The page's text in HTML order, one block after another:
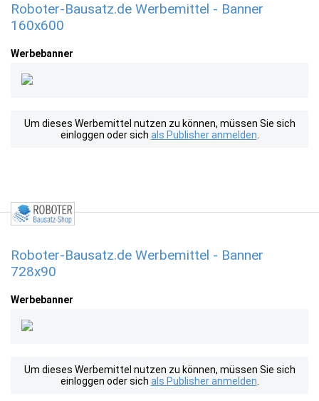
Roboter-Bausatz.de Werbemittel - Banner
160x600
Werbebanner
Um dieses Werbemittel nutzen zu können, müssen Sie sich
einloggen oder sich als Publisher anmelden
Roboter-Bausatz.de Werbemittel - Banner
728x90
Werbebanner
Um dieses Werbemittel nutzen zu können, müssen Sie sich
einloggen oder sich als Publisher anmelden